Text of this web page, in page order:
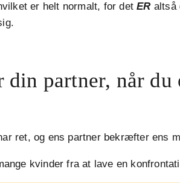
er helt normalt, for detER altså
partner, når du
ret, og ens partner bekræfter ens
kvinder fra at lave en